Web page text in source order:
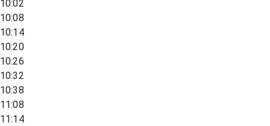
10:02
10:08
10:14
10:20
10:26
10:32
10:38
11:08
11:14